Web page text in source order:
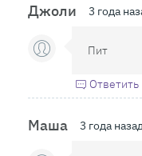
Джоли 3 года
Пит
Ответить
Маша 3 года